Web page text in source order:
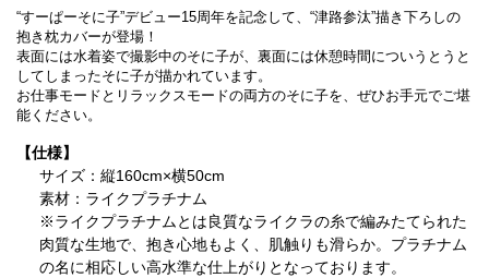
“すーぱーそに子”デビュー15周年を記念して、“津路参汰”描き下ろしの
抱き枕カバーが登場！
表面には水着姿で撮影中のそに子が、裏面には休憩時間についうとうと
してしまったそに子が描かれています。
お仕事モードとリラックスモードの両方のそに子を、ぜひお手元でご堪
能ください。
【仕様】
サイズ：縦160cm×横50cm
素材：ライクプラチナム
※ライクプラチナムとは良質なライクラの糸で編みたてられた
肉質な生地で、抱き心地もよく、肌触りも滑らか。プラチナム
の名に相応しい高水準な仕上がりとなっております。